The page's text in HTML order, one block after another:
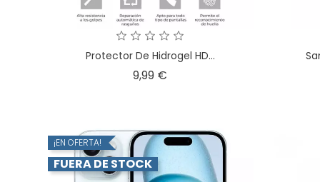
Protector De Hidrogel HD...
9,99 €
¡EN OFERTA!
FUERA DE STOCK